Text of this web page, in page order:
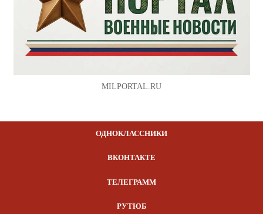
MILPORTAL.RU
ОДНОКЛАССНИКИ
ВКОНТАКТЕ
ТЕЛЕГРАММ
РУТЮБ